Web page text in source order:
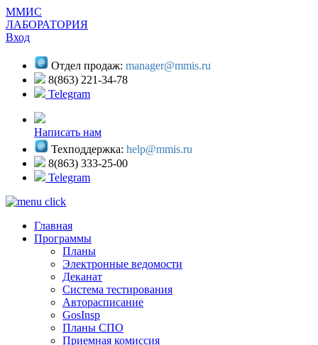
ММИС
ЛАБОРАТОРИЯ
Вход
Отдел продаж: manager@mmis.ru
8(863) 221-34-78
Telegram
Написать нам
Техподдержка: help@mmis.ru
8(863) 333-25-00
Telegram
Главная
Программы
Планы
Электронные ведомости
Деканат
Система тестирования
Авторасписание
GosInsp
Планы СПО
Приемная комиссия